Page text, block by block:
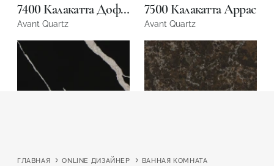
7400 Калакатта Дофине
Avant Quartz
7500 Калакатта Аррас
Avant Quartz
ГЛАВНАЯ ONLINE ДИЗАЙНЕР ВАННАЯ КОМНАТА